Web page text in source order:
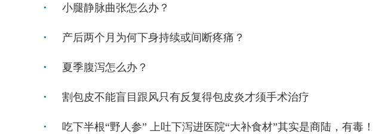
小腿静脉曲张怎么办？
产后两个月为何下身持续或间断疼痛？
夏季腹泻怎么办？
割包皮不能盲目跟风只有反复得包皮炎才须手术治疗
吃下半根“野人参” 上吐下泻进医院“大补食材”其实是商陆，有毒！